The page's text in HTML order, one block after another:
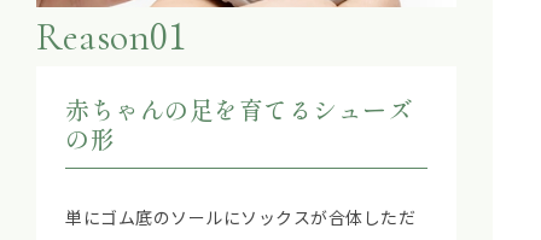
Reason01
赤ちゃんの足を育てるシューズ
の形
単にゴム底のソールにソックスが合体しただ